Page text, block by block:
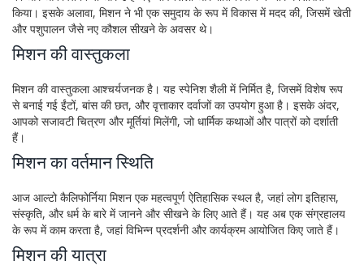
किया। इसके अलावा, मिशन ने भी एक समुदाय के रूप में विकास में मदद की, जिसमें खेती
और पशुपालन जैसे नए कौशल सीखने के अवसर थे।
मिशन की वास्तुकला
मिशन की वास्तुकला आश्चर्यजनक है। यह स्पेनिश शैली में निर्मित है, जिसमें विशेष रूप
से बनाई गई ईंटों, बांस की छत, और वृत्ताकार दर्वाजों का उपयोग हुआ है। इसके अंदर,
आपको सजावटी चित्रण और मूर्तियां मिलेंगी, जो धार्मिक कथाओं और पात्रों को दर्शाती
हैं।
मिशन का वर्तमान स्थिति
आज आल्टो कैलिफोर्निया मिशन एक महत्वपूर्ण ऐतिहासिक स्थल है, जहां लोग इतिहास,
संस्कृति, और धर्म के बारे में जानने और सीखने के लिए आते हैं। यह अब एक संग्रहालय
के रूप में काम करता है, जहां विभिन्न प्रदर्शनी और कार्यक्रम आयोजित किए जाते हैं।
मिशन की यात्रा